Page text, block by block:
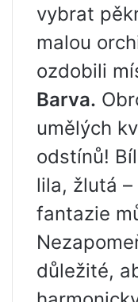
vybrat
malou
ozdobili
Barva.
umělých
odstínů!
lila, žlutá
fantazie
důležité,